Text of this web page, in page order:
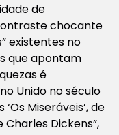
de
chocante
existentes no
que apontam
é
Unido no século
Miseráveis’, de
Dickens”,